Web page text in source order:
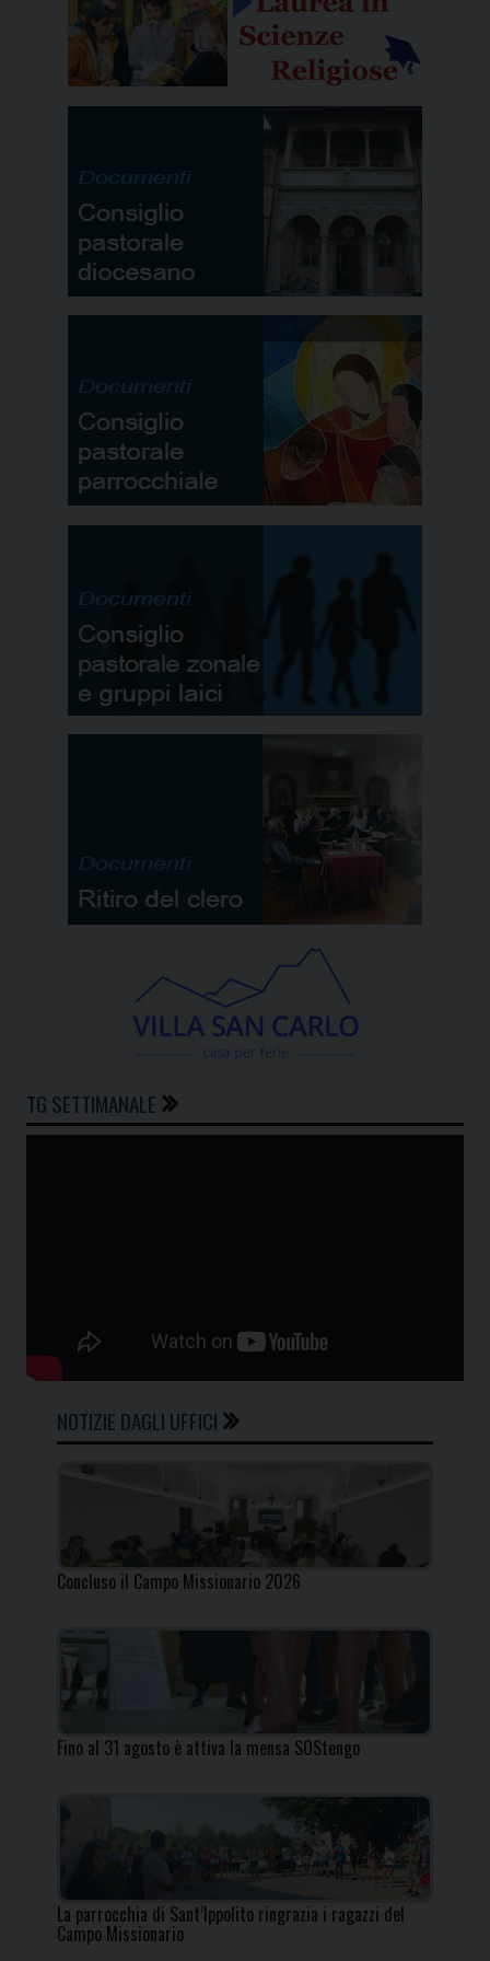
TG SETTIMANALE
NOTIZIE DAGLI UFFICI
Concluso il Campo Missionario 2026
Fino al 31 agosto è attiva la mensa SOStengo
La parrocchia di Sant’Ippolito ringrazia i ragazzi del
Campo Missionario